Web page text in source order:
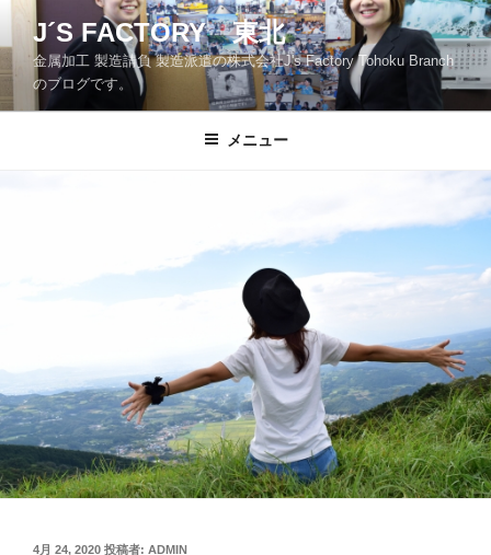
ツ
J´S FACTORY 東北
金属加工 製造請負 製造派遣の株式会社J's Factory Tohoku Branch
のブログです。
メニュー
投
4月 24, 2020 投稿者: ADMIN